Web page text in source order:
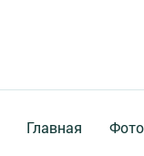
Главная